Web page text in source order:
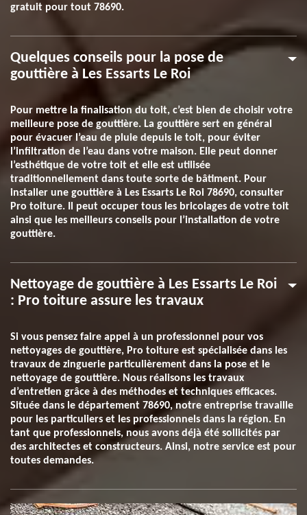
gratuit pour tout 78690.
Quelques conseils pour la pose de
gouttière à Les Essarts Le Roi
Pour mettre la finalisation du toit, c’est bien de choisir votre
meilleure pose de gouttière. La gouttière sert en général
pour évacuer l’eau de pluie depuis le toit, pour éviter
l’infiltration de l’eau dans votre maison. Elle peut donner
l’esthétique de votre toit et elle est utilisée
traditionnellement dans toute sorte de bâtiment. Pour
installer une gouttière à Les Essarts Le Roi 78690, consulter
Pro toiture. Il peut occuper tous les bricolages de votre toit
ainsi que les meilleurs conseils pour l’installation de votre
gouttière.
Nettoyage de gouttière à Les Essarts Le Roi
: Pro toiture assure les travaux
Si vous pensez faire appel à un professionnel pour vos
nettoyages de gouttière, Pro toiture est spécialisée dans les
travaux de zinguerie particulièrement dans la pose et le
nettoyage de gouttière. Nous réalisons les travaux
d’entretien grâce à des méthodes et techniques efficaces.
Située dans le département 78690, notre entreprise travaille
pour les particuliers et les professionnels dans la région. En
tant que professionnels, nous avons déjà été sollicités par
des architectes et constructeurs. Ainsi, notre service est pour
toutes demandes.